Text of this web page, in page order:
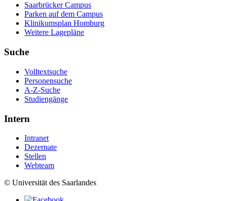
Saarbrücker Campus
Parken auf dem Campus
Klinikumsplan Homburg
Weitere Lagepläne
Suche
Volltextsuche
Personensuche
A-Z-Suche
Studiengänge
Intern
Intranet
Dezernate
Stellen
Webteam
© Universität des Saarlandes